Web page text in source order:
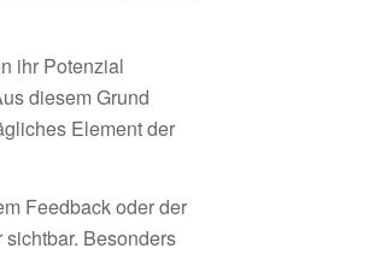
ihr Potenzial
diesem Grund
Element der
Feedback oder der
Besonders